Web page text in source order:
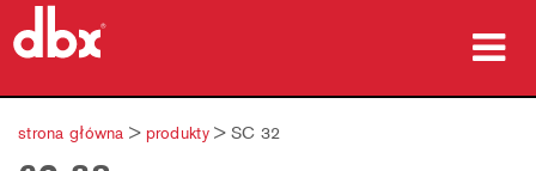
produkty
strona główna > produkty> SC 32